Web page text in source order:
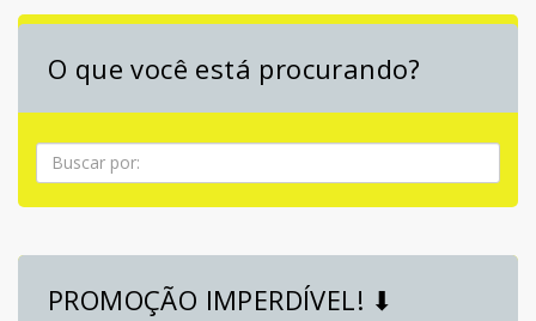
O que você está procurando?
Pesquisa
PROMOÇÃO IMPERDÍVEL! ⬇